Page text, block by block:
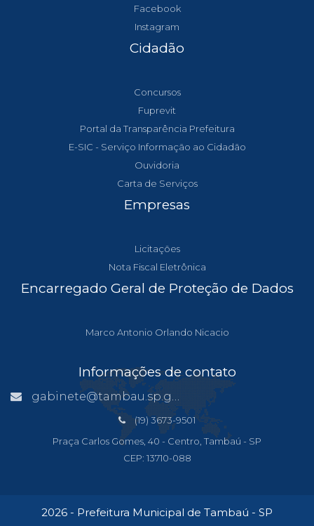
Facebook
Instagram
Cidadão
Concursos
Fuprevit
Portal da Transparência Prefeitura
E-SIC - Serviço Informação ao Cidadão
Ouvidoria
Carta de Serviços
Empresas
Licitações
Nota Fiscal Eletrônica
Encarregado Geral de Proteção de Dados
Marco Antonio Orlando Nicacio
Informações de contato
gabinete@tambau.sp.gov.br
(19) 3673-9501
Praça Carlos Gomes, 40 - Centro, Tambaú - SP
CEP: 13710-088
2026 - Prefeitura Municipal de Tambaú - SP